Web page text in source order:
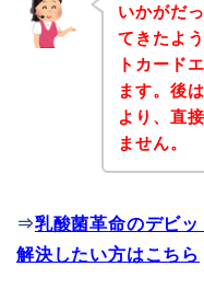
いかがだ
てきたよ
トカード
ます。後
より、直
ません。
⇒乳酸菌革命のデビ
解決したい方はこちら